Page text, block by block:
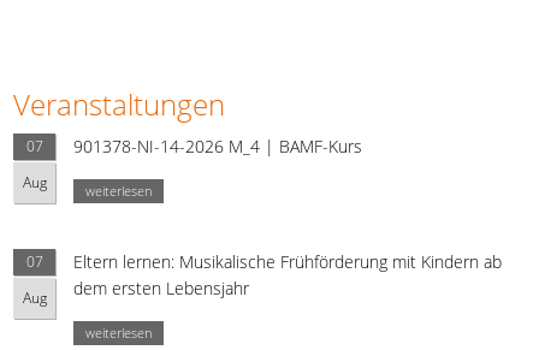
Veranstaltungen
07
Aug
901378-NI-14-2026 M_4 | BAMF-Kurs
weiterlesen
07
Aug
Eltern lernen: Musikalische Frühförderung mit Kindern ab
dem ersten Lebensjahr
weiterlesen